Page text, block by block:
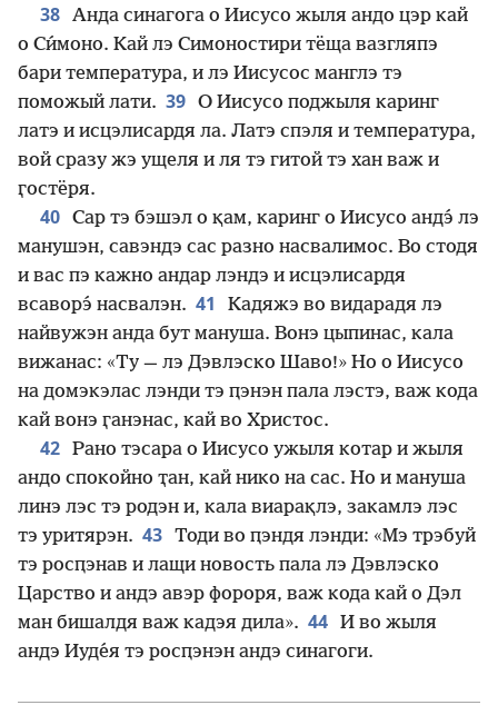
38 Анда синагога о Иисусо жыля андо цэр кай
о Си́моно. Кай лэ Симоностири тёща вазгляпэ
бари температура, и лэ Иисусос манглэ тэ
поможый лати. 39 О Иисусо поджыля каринг
латэ и исцэлисардя ла. Латэ спэля и температура,
вой сразу жэ ущеля и ля тэ гитой тэ хан важ и
ӷостёря.
40 Сар тэ бэшэл о қам, каринг о Иисусо андэ́ лэ
манушэн, савэндэ сас разно насвалимос. Во стодя
и вас пэ кажно андар лэндэ и исцэлисардя
всаворэ́ насвалэн. 41
Кадяжэ во видарадя лэ
найвужэн анда бут мануша. Вонэ цыпинас, кала
вижанас: «Ту — лэ Дэвлэско Шаво!» Но о Иисусо
на домэкэлас лэнди тэ ԥэнэн пала лэстэ, важ кода
кай вонэ ӷанэнас, кай во Христос.
42 Рано тэсара о Иисусо ужыля котар и жыля
андо спокойно ҭан, кай нико на сас. Но и мануша
линэ лэс тэ родэн и, кала виарақлэ, закамлэ лэс
тэ уритярэн. 43 Тоди во ԥэндя лэнди: «Мэ трэбуй
тэ росԥэнав и лащи новость пала лэ Дэвлэско
Царство и андэ авэр фороря, важ кода кай о Дэл
ман бишалдя важ кадэя дила». 44 И во жыля
андэ Иуде́я тэ росԥэнэн андэ синагоги.